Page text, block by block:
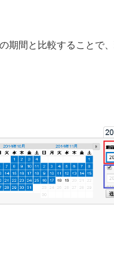
期間と比較することで